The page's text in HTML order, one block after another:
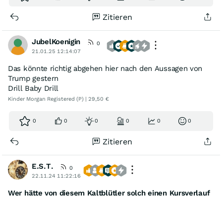
Zitieren
JubelKoenigin
0
21.01.25 12:14:07
Das könnte richtig abgehen hier nach den Aussagen von
Trump gestern
Drill Baby Drill
Kinder Morgan Registered (P) | 29,50 €
0 0 0 0 0 0
Zitieren
E.S.T.
0
22.11.24 11:22:16
Wer hätte von diesem Kaltblütler solch einen Kursverlauf